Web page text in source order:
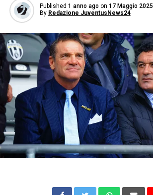
Published 1 anno ago on 17 Maggio 2025
By Redazione JuventusNews24